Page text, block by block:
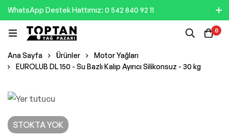
WhatsApp Destek Hattımız: 0 542 840 92 11
0
Ana Sayfa Ürünler
Motor Yağları
EUROLUB DL 150 - Su Bazlı Kalıp Ayırıcı Silikonsuz - 30 kg
STOKTA YOK